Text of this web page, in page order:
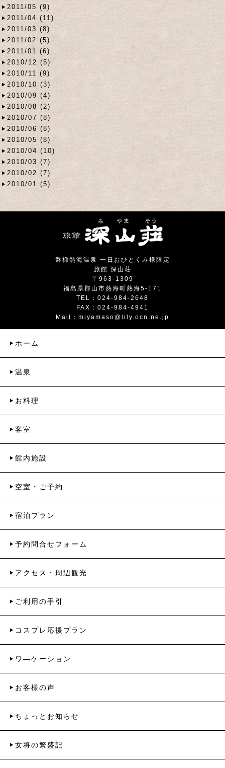
2011/05 (9)
2011/04 (11)
2011/03 (8)
2011/02 (5)
2011/01 (6)
2010/12 (5)
2010/11 (9)
2010/10 (3)
2010/09 (4)
2010/08 (2)
2010/07 (8)
2010/06 (8)
2010/05 (8)
2010/04 (10)
2010/03 (7)
2010/02 (7)
2010/01 (5)
磐梯熱海温泉 一日おひとくみ様限定
旅館 深山荘
〒963-1309
福島県郡山市熱海町熱海5-171
TEL：024-984-2648
FAX：024-984-4941
Mail： miyamaso@lily.ocn.ne.jp
ホーム
温泉
お料理
客室
館内施設
空室・ご予約
宿泊プラン
予約問合せフォーム
アクセス・周辺観光
ご利用の手引
コスプレ応援プラン
ワ―ケーション
お客様の声
ちょっとお知らせ
女将の繁盛記